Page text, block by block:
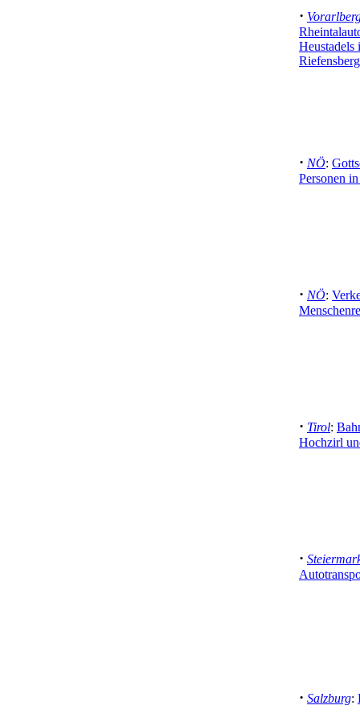
·
Riefensberg
· NÖ:
Personen
· NÖ:
· Tirol:
Hochzirl
·
· Salzburg: